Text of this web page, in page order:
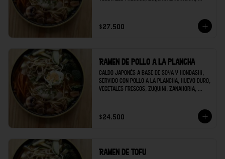
$27.500
Ramen de pollo a la plancha
Caldo japonés a base de soya y hondashi,
servido con pollo a la plancha, huevo duro,
vegetales frescos, zuquini, zanahoria,
$24.500
Ramen de tofu